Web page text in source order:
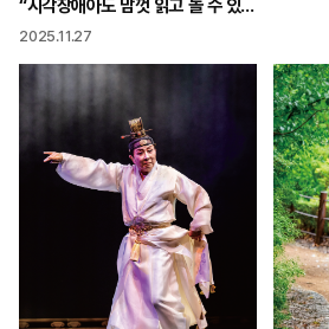
“시각장애아도 맘껏 읽고 놀 수 있게 한 땀 한 땀 희망을 만들어요”
2025.11.27